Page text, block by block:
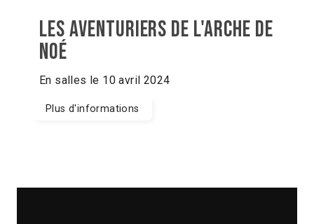
Les aventuriers de l'arche de
noé
En salles le 10 avril 2024
Plus d'informations